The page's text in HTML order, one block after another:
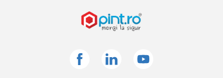
FacebookLinkedin Youtube